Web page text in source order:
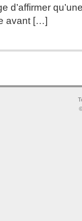
d’affirmer
avant […]